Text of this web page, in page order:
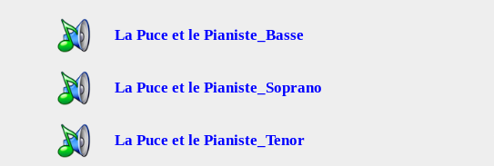
La Puce et le Pianiste_Basse
La Puce et le Pianiste_Soprano
La Puce et le Pianiste_Tenor